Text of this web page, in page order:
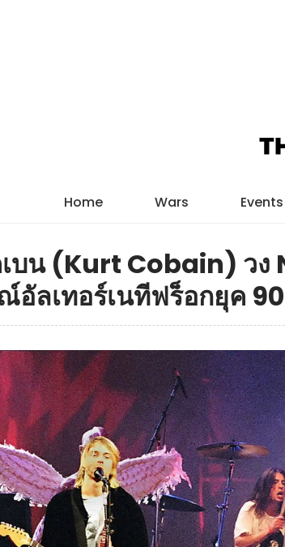
Home Wars Events
เบน (Kurt Cobain) ว
ลเทอร์เนทีฟร็อกยุค 90